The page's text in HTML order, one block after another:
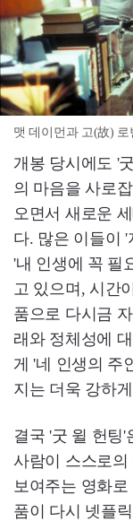
맷 데이먼과 고(故)
개봉 당시에도 '
의 마음을 사로
오면서 새로운
다. 많은 이들이
'내 인생에 꼭 필
고 있으며, 시간
품으로 다시금
래와 정체성에
게 '네 인생의 주
지는 더욱 강하
결국 '굿 윌 헌팅'
사람이 스스로
보여주는 영화
품이 다시 넷플